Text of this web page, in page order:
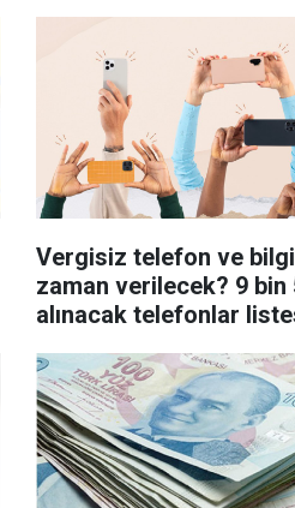
Vergisiz telefon ve
zaman verilecek? 9 bin
alınacak telefonlar